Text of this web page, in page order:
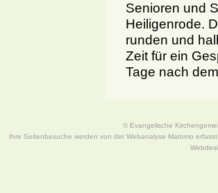
Senioren und
Heiligenrode.
runden und
Zeit für ein
Tage nach
© Evangelische
Ihre Seitenbesuche werden von der Webanalyse Matomo